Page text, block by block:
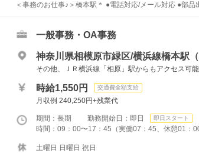
＜事務のお仕事♪＞橋本駅＊ ●電話対応/メール対応 ●部
一般事務・OA事務
神奈川県相模原市緑区/横浜線橋本駅（
その他、ＪＲ横浜線「相原」駅からもアクセス可
時給1,550円 交通費全額支給
月収例 240,250円+残業代
期間：長期 勤務開始日：即日 即日スタート
時間：09：00〜17：45（実働07：45、休憩01：
土曜日 日曜日 祝日